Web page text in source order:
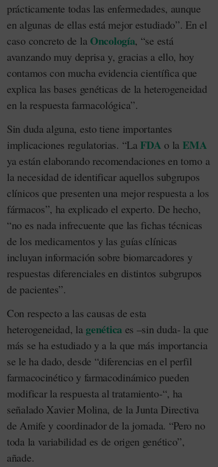
prácticamente todas las enfermedades, aunque
en algunas de ellas está mejor estudiado”. En el
caso concreto de la Oncología, “se está
avanzando muy deprisa y, gracias a ello, hoy
contamos con mucha evidencia científica que
explica las bases genéticas de la heterogeneidad
en la respuesta farmacológica”.
Sin duda alguna, esto tiene importantes
implicaciones regulatorias. “LaFDA o la EMA
ya están elaborando recomendaciones en torno a
la necesidad de identificar aquellos subgrupos
clínicos que presenten una mejor respuesta a los
fármacos”, ha explicado el experto. De hecho,
“no es nada infrecuente que las fichas técnicas
de los medicamentos y las guías clínicas
incluyan información sobre biomarcadores y
respuestas diferenciales en distintos subgrupos
de pacientes”.
Con respecto a las causas de esta
heterogeneidad, la genéticaes –sin duda- la que
más se ha estudiado y a la que más importancia
se le ha dado, desde “diferencias en el perfil
farmacocinético y farmacodinámico pueden
modificar la respuesta al tratamiento-“, ha
señalado Xavier Molina, de la Junta Directiva
de Amife y coordinador de la jornada. “Pero no
toda la variabilidad es de origen genético”,
añade.